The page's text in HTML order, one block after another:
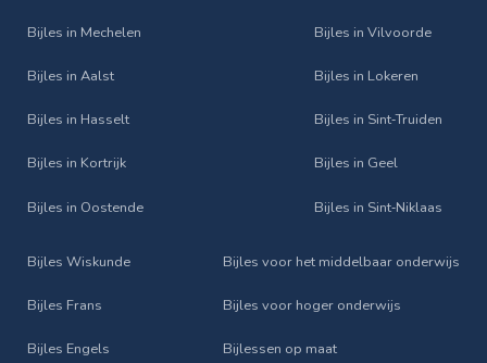
Bijles in Mechelen
Bijles in Aalst
Bijles in Hasselt
Bijles in Kortrijk
Bijles in Oostende
Bijles in Vilvoorde
Bijles in Lokeren
Bijles in Sint‑Truiden
Bijles in Geel
Bijles in Sint‑Niklaas
Bijles Wiskunde
Bijles Frans
Bijles Engels
Bijles voor het middelbaar onderwijs
Bijles voor hoger onderwijs
Bijlessen op maat